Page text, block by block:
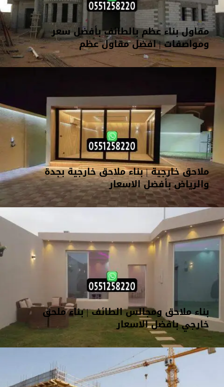
مقاول بناء عظم بالطائف بأفضل سعر
ومواصفات | افضل مقاول عظم
ملاحق خارجية | بناء ملاحق خارجية بجدة
والرياض بأفضل الاسعار
بناء ملاحق ومجالس الطائف | بناء ملحق
خارجي بافضل الاسعار